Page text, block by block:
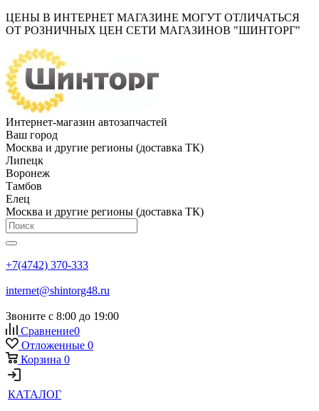
ЦЕНЫ В ИНТЕРНЕТ МАГАЗИНЕ МОГУТ ОТЛИЧАТЬСЯ
ОТ РОЗНИЧНЫХ ЦЕН СЕТИ МАГАЗИНОВ "ШИНТОРГ"
Интернет-магазин автозапчастей
Ваш город
Москва и другие регионы (доставка ТК)
Липецк
Воронеж
Тамбов
Елец
Москва и другие регионы (доставка ТК)
+7(4742) 370-333
internet@shintorg48.ru
Звоните с 8:00 до 19:00
Сравнение0
Отложенные 0
Корзина 0
КАТАЛОГ